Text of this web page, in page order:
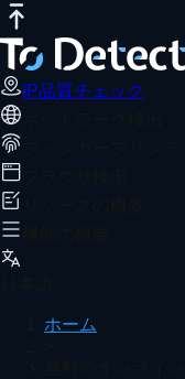
IP品質チェック
IP品質チェック
ホーム